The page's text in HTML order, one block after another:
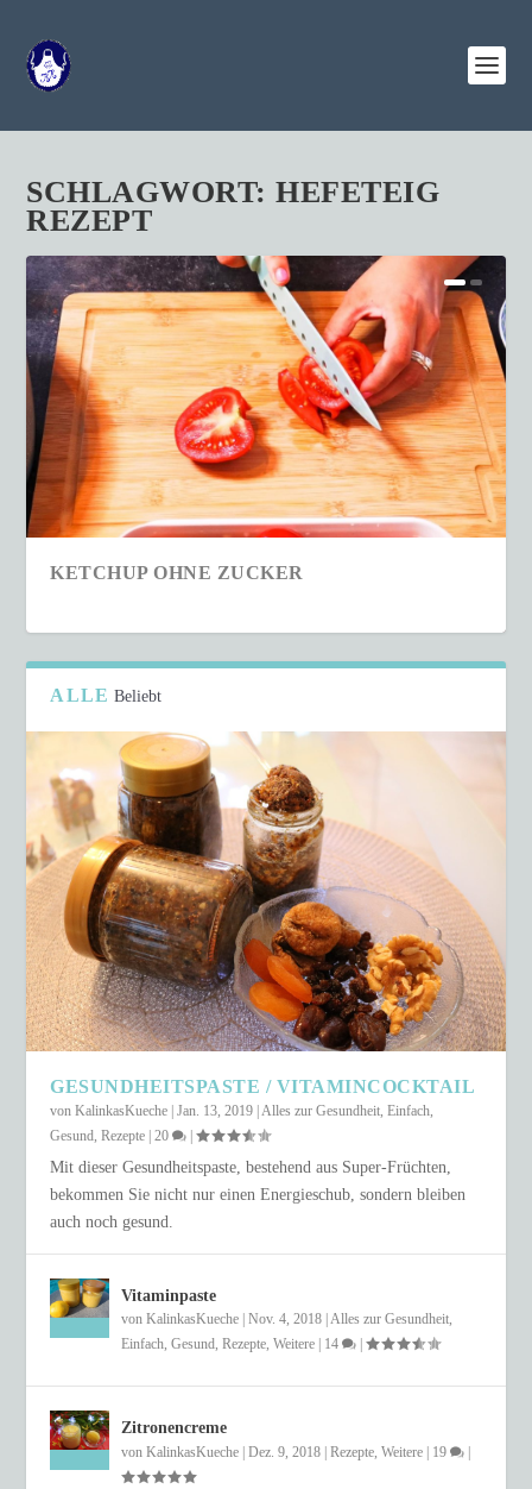
SCHLAGWORT:HEFETEIG
REZEPT
KETCHUP OHNE ZUCKER
SCHNELLER COUSCOUS-SALAT IN NUR 15
MINUTEN
ALLE Beliebt
GESUNDHEITSPASTE / VITAMINCOCKTAIL
vonKalinkasKueche |Jan. 13, 2019 |Alles zur Gesundheit,Einfach,
Gesund,Rezepte |20 |
Mit dieser Gesundheitspaste, bestehend aus Super-Früchten,
bekommen Sie nicht nur einen Energieschub, sondern bleiben
auch noch gesund.
Vitaminpaste
vonKalinkasKueche |Nov. 4, 2018 |Alles zur Gesundheit,
Einfach,Gesund,Rezepte,Weitere 14 |
Zitronencreme
vonKalinkasKueche |Dez. 9, 2018 |Rezepte,Weitere 19